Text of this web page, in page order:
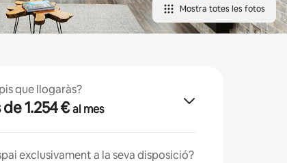
Mostra totes les fotos
que llogaràs?
de 1.254 €al mes
exclusivament a la seva disposició?